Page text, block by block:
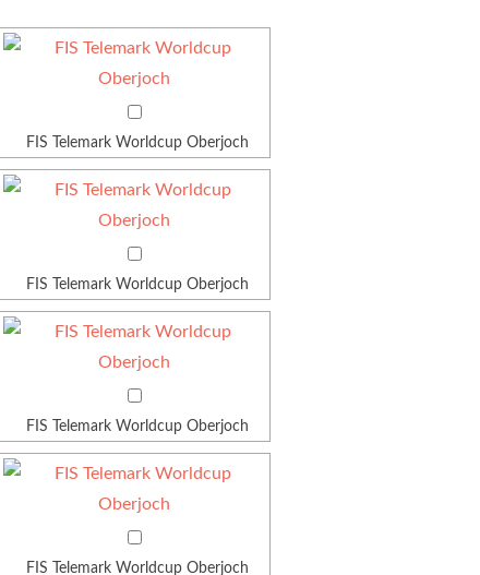
FIS Telemark Worldcup Oberjoch
FIS Telemark Worldcup Oberjoch
FIS Telemark Worldcup Oberjoch
FIS Telemark Worldcup Oberjoch